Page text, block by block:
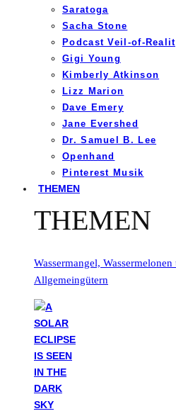
Saratoga
Sacha Stone
Podcast Veil-of-
Gigi Young
Kimberly Atkinson
Lizz Marion
Dave Emery
Jane Evershed
Dr. Samuel B. Lee
Openhand
Pinterest Musik
THEMEN
THEMEN
Wassermangel,
Allgemeingütern